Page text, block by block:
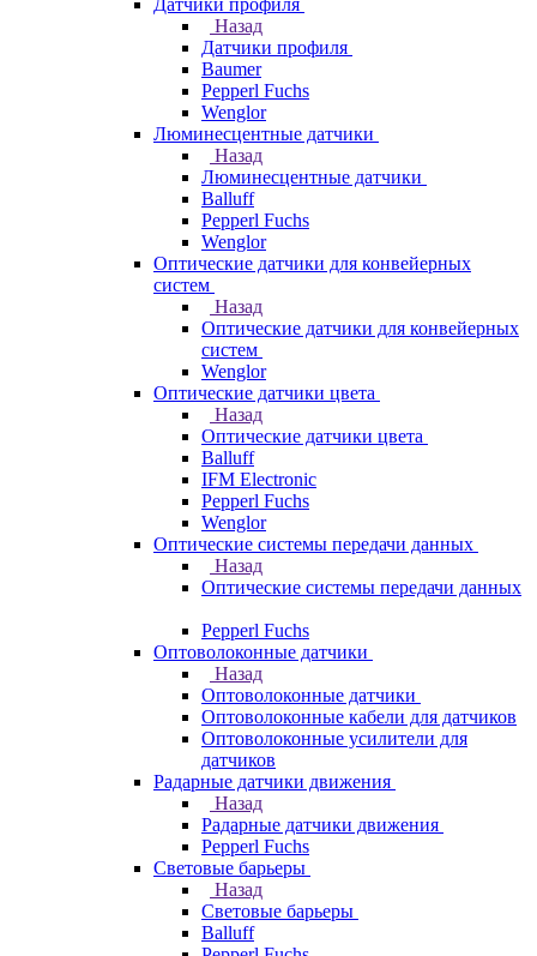
Датчики профиля
Назад
Датчики профиля
Baumer
Pepperl Fuchs
Wenglor
Люминесцентные датчики
Назад
Люминесцентные датчики
Balluff
Pepperl Fuchs
Wenglor
Оптические датчики для конвейерных
систем
Назад
Оптические датчики для конвейерных
систем
Wenglor
Оптические датчики цвета
Назад
Оптические датчики цвета
Balluff
IFM Electronic
Pepperl Fuchs
Wenglor
Оптические системы передачи данных
Назад
Оптические системы передачи данных
Pepperl Fuchs
Оптоволоконные датчики
Назад
Оптоволоконные датчики
Оптоволоконные кабели для датчиков
Оптоволоконные усилители для
датчиков
Радарные датчики движения
Назад
Радарные датчики движения
Pepperl Fuchs
Световые барьеры
Назад
Световые барьеры
Balluff